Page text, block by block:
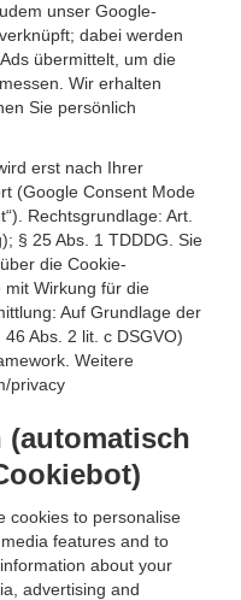
unser Google-
dabei werden
übermittelt, um die
Wir erhalten
Sie persönlich
erst nach Ihrer
(Google Consent Mode
Rechtsgrundlage: Art.
§ 25 Abs. 1 TDDDG. Sie
die Cookie-
mit Wirkung für die
Auf Grundlage der
Abs. 2 lit. c DSGVO)
Weitere
privacy
(automatisch
cookies to personalise
features and to
about your
advertising and